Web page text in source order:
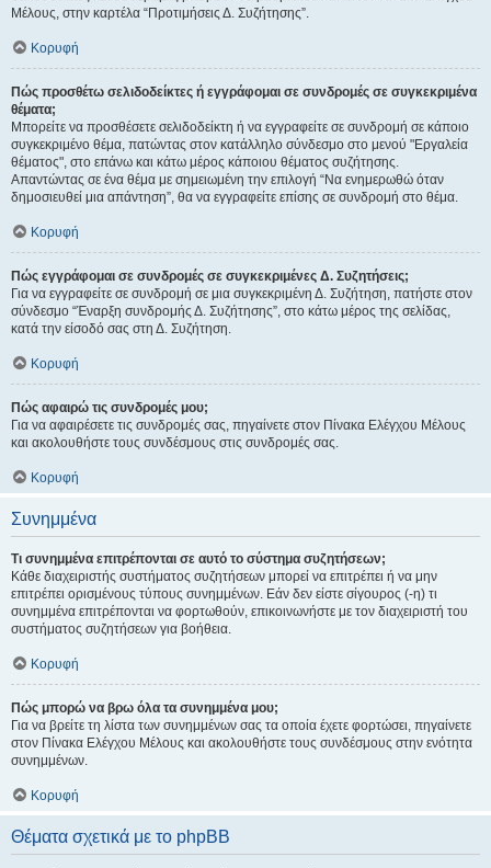
Μέλους, στην καρτέλα “Προτιμήσεις Δ. Συζήτησης”.
Κορυφή
Πώς προσθέτω σελιδοδείκτες ή εγγράφομαι σε συνδρομές σε συγκεκριμένα
θέματα;
Μπορείτε να προσθέσετε σελιδοδείκτη ή να εγγραφείτε σε συνδρομή σε κάποιο
συγκεκριμένο θέμα, πατώντας στον κατάλληλο σύνδεσμο στο μενού "Εργαλεία
θέματος", στο επάνω και κάτω μέρος κάποιου θέματος συζήτησης.
Απαντώντας σε ένα θέμα με σημειωμένη την επιλογή “Να ενημερωθώ όταν
δημοσιευθεί μια απάντηση”, θα να εγγραφείτε επίσης σε συνδρομή στο θέμα.
Κορυφή
Πώς εγγράφομαι σε συνδρομές σε συγκεκριμένες Δ. Συζητήσεις;
Για να εγγραφείτε σε συνδρομή σε μια συγκεκριμένη Δ. Συζήτηση, πατήστε στον
σύνδεσμο “Έναρξη συνδρομής Δ. Συζήτησης”, στο κάτω μέρος της σελίδας,
κατά την είσοδό σας στη Δ. Συζήτηση.
Κορυφή
Πώς αφαιρώ τις συνδρομές μου;
Για να αφαιρέσετε τις συνδρομές σας, πηγαίνετε στον Πίνακα Ελέγχου Μέλους
και ακολουθήστε τους συνδέσμους στις συνδρομές σας.
Κορυφή
Συνημμένα
Τι συνημμένα επιτρέπονται σε αυτό το σύστημα συζητήσεων;
Κάθε διαχειριστής συστήματος συζητήσεων μπορεί να επιτρέπει ή να μην
επιτρέπει ορισμένους τύπους συνημμένων. Εάν δεν είστε σίγουρος (-η) τι
συνημμένα επιτρέπονται να φορτωθούν, επικοινωνήστε με τον διαχειριστή του
συστήματος συζητήσεων για βοήθεια.
Κορυφή
Πώς μπορώ να βρω όλα τα συνημμένα μου;
Για να βρείτε τη λίστα των συνημμένων σας τα οποία έχετε φορτώσει, πηγαίνετε
στον Πίνακα Ελέγχου Μέλους και ακολουθήστε τους συνδέσμους στην ενότητα
συνημμένων.
Κορυφή
Θέματα σχετικά με το phpBB